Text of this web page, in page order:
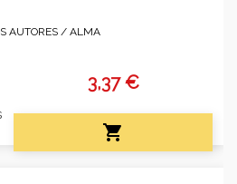
AUTORES / ALMA
3,37 €
